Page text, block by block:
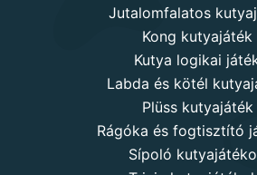
Jutalomfalatos
Kong kutyajáték
Kutya logikai
Labda és kötél
Plüss kutyajáték
Rágóka és fogtisztító
Sípoló